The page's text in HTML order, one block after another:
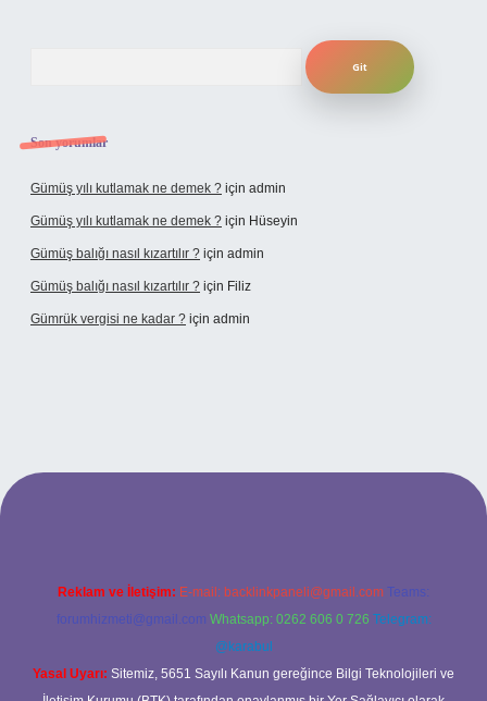
Son yorumlar
Gümüş yılı kutlamak ne demek ? için admin
Gümüş yılı kutlamak ne demek ? için Hüseyin
Gümüş balığı nasıl kızartılır ? için admin
Gümüş balığı nasıl kızartılır ? için Filiz
Gümrük vergisi ne kadar ? için admin
giriş adresi
Reklam ve İletişim: E-mail: backlinkpaneli@gmail.com Teams:
forumhizmeti@gmail.com Whatsapp: 0262 606 0 726 Telegram:
@karabul
Yasal Uyarı: Sitemiz, 5651 Sayılı Kanun gereğince Bilgi Teknolojileri ve